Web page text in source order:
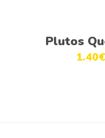
Plutos
1.40€